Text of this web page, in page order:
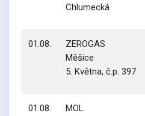
Chlumecká
01.08.
ZEROGAS
Měšice
5. Května, č.p. 397
01.08.
MOL